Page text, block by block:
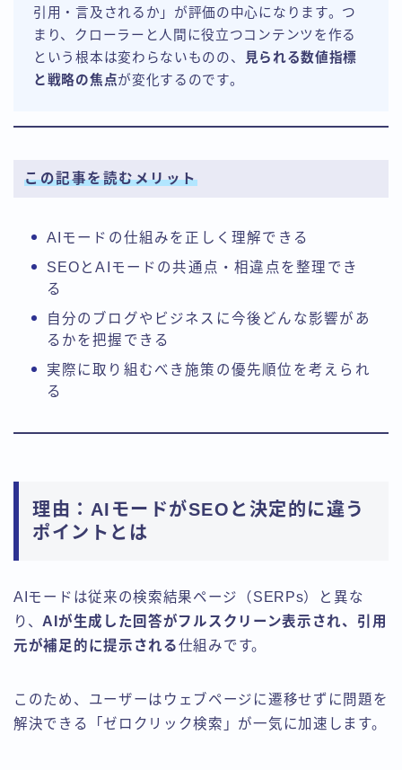
引用・言及されるか」が評価の中心になります。つ
まり、クローラーと人間に役立つコンテンツを作る
という根本は変わらないものの、
見られる数値指標
と戦略の焦点が変化するのです。
この記事を読むメリット
AIモードの仕組みを正しく理解できる
SEOとAIモードの共通点・相違点を整理でき
る
自分のブログやビジネスに今後どんな影響があ
るかを把握できる
実際に取り組むべき施策の優先順位を考えられ
る
理由：AIモードがSEOと決定的に違う
ポイントとは
AIモードは従来の検索結果ページ（SERPs）と異な
り、 AIが生成した回答がフルスクリーン表示され、引用
元が補足的に提示される仕組みです。
このため、ユーザーはウェブページに遷移せずに問題を
解決できる「ゼロクリック検索」が一気に加速します。